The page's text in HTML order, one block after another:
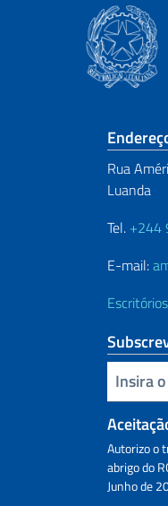
Rua
Luanda
Tel. +244
E-mail:
Inserisci la tua email
Autorizo o
abrigo do
Junho de